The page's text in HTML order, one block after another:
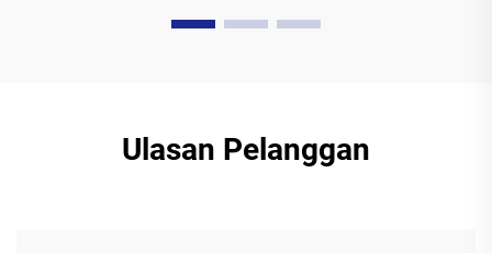
Ulasan Pelanggan